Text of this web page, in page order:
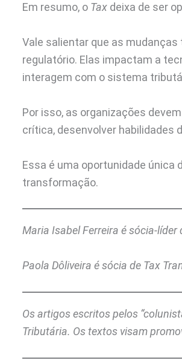
Em resumo, o Tax deixa de ser
Vale salientar que as
regulatório. Elas impactam a
interagem com o sistema
Por isso, as organizações
crítica, desenvolver habilidades
Essa é uma oportunidade única
transformação.
Maria Isabel Ferreira é sócia-
Paola Dôliveira é sócia de Tax
Os artigos escritos pelos
Tributária. Os textos visam